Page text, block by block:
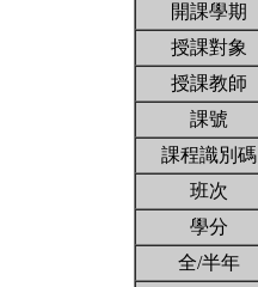
開課學期
授課對象
授課教師
課號
課程識別碼
班次
學分
全/半年